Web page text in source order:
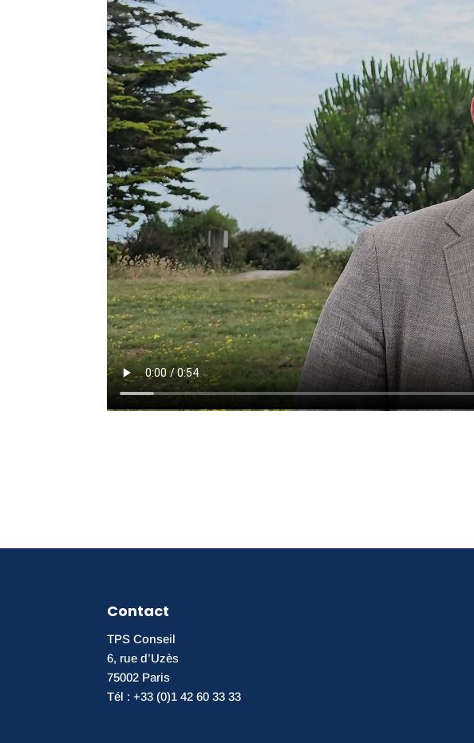
Contact
TPS Conseil
6, rue d’Uzès
75002 Paris
Tél : +33 (0)1 42 60 33 33